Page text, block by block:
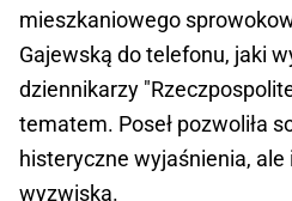
mieszkaniowego
Gajewską do telefonu, jaki
dziennikarzy
tematem. Poseł pozwoliła
histeryczne wyjaśnienia,
wyzwiska.